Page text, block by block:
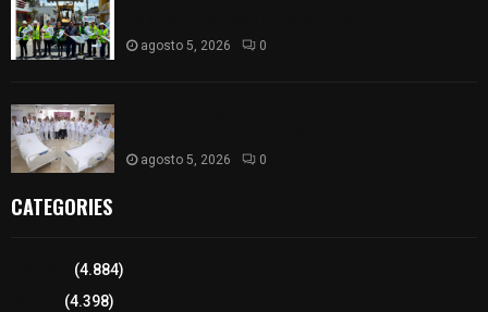
agosto 5, 2026 0
agosto 5, 2026 0
CATEGORIES
(4.884)
(4.398)